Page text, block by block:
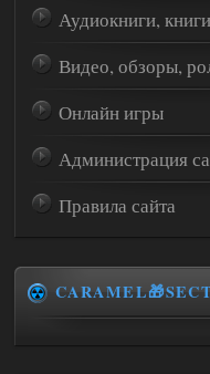
Аудиокниги, книги
Видео, обзоры,
Онлайн игры
Администрация
Правила сайта